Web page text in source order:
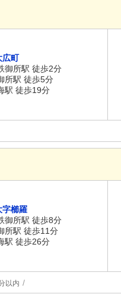
広町
御所駅 徒歩2分
所駅 徒歩5分
駅 徒歩19分
字櫛羅
御所駅 徒歩8分
所駅 徒歩11分
駅 徒歩26分
以内